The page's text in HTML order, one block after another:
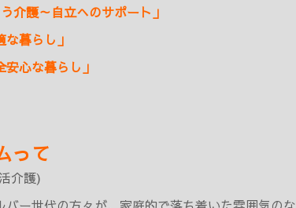
介護～自立へのサポート」
な暮らし」
安心な暮らし」
って
介護)